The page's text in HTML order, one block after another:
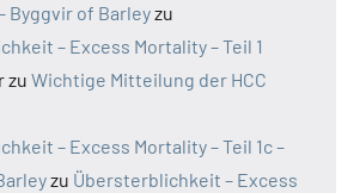
Byggvir of Barleyzu
– Excess Mortality – Teil 1
zu Wichtige Mitteilung der HCC
– Excess Mortality – Teil 1c –
zu Übersterblichkeit – Excess